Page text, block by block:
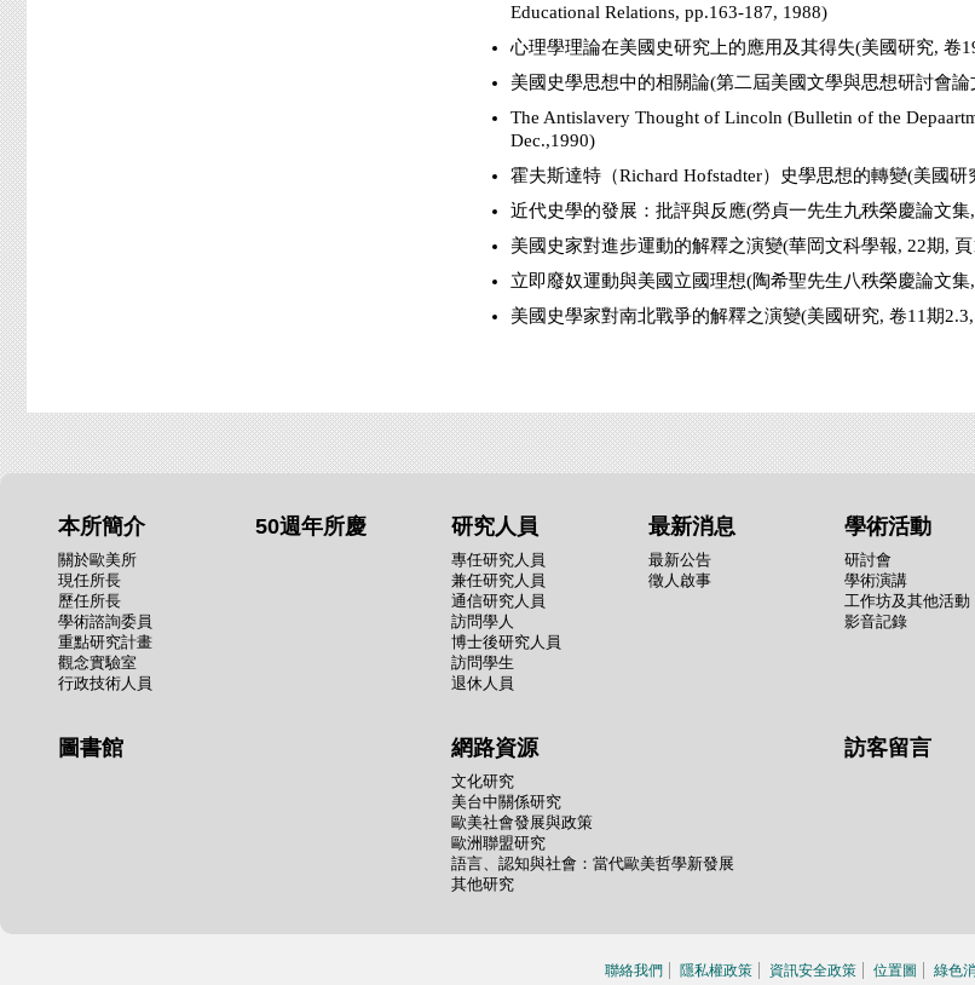
Educational Relations, pp.163-187, 1988)
心理學理論在美國史研究上的應用及其得失(美國研究, 卷
美國史學思想中的相關論(第二屆美國文學與思想研討會
The Antislavery Thought of Lincoln (Bulletin of the
Dec.,1990)
霍夫斯達特（Richard Hofstadter）史學思想的轉變(美國
近代史學的發展：批評與反應(勞貞一先生九秩榮慶論文集
美國史家對進步運動的解釋之演變(華岡文科學報, 22期,
立即廢奴運動與美國立國理想(陶希聖先生八秩榮慶論文
美國史學家對南北戰爭的解釋之演變(美國研究, 卷11期
本所簡介
關於歐美所
現任所長
歷任所長
學術諮詢委員
重點研究計畫
觀念實驗室
行政技術人員
50週年所慶 研究人員
專任研究人員
兼任研究人員
通信研究人員
訪問學人
博士後研究人員
訪問學生
退休人員
最新消息
最新公告
徵人啟事
學術活動
研討會
學術演講
工作坊及其他活動
影音記錄
圖書館 網路資源
文化研究
美台中關係研究
歐美社會發展與政策
歐洲聯盟研究
語言、認知與社會：當代歐美哲學新發展
其他研究
訪客留言
聯絡我們 隱私權政策 資訊安全政策 位置圖 綠色